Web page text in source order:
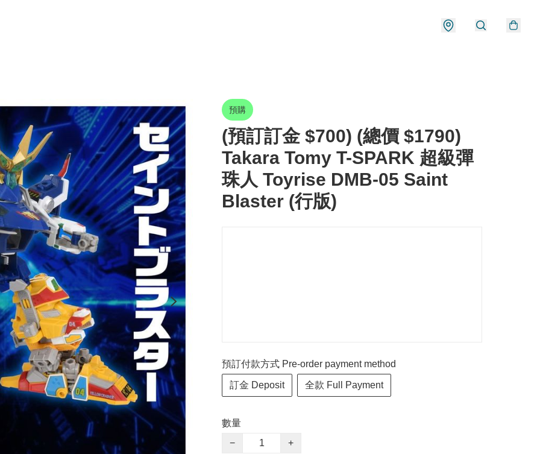
預購
(預訂訂金 $700) (總價 $1790)
Takara Tomy T-SPARK 超級彈
珠人 Toyrise DMB-05 Saint
Blaster (行版)
預訂付款方式 Pre-order payment method
訂金 Deposit 全款 Full Payment
數量
−
+